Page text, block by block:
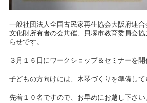
一般社団法人全国古民家再生協会大阪府連
文化財所有者の会共催、貝塚市教育委員会
らせです。
３月１６日にワークショップ＆セミナーを開
子どもの方向けには、木琴づくりを準備して
先着１０名ですので、お早めにお越し下さい